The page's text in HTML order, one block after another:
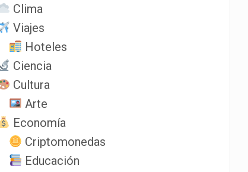
Clima
Viajes
Hoteles
Ciencia
Cultura
Arte
Economía
Criptomonedas
Educación